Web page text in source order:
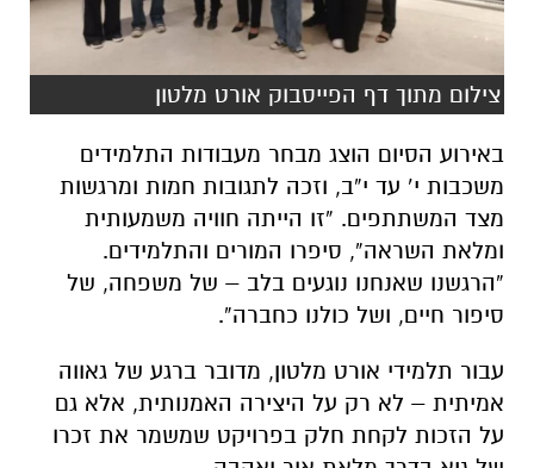
באירוע הסיום הוצג מבחר מעבודות התלמידים
משכבות י’ עד י”ב, וזכה לתגובות חמות ומרגשות
מצד המשתתפים. “זו הייתה חוויה משמעותית
ומלאת השראה”, סיפרו המורים והתלמידים.
“הרגשנו שאנחנו נוגעים בלב – של משפחה, של
סיפור חיים, ושל כולנו כחברה”.
עבור תלמידי אורט מלטון, מדובר ברגע של גאווה
אמיתית – לא רק על היצירה האמנותית, אלא גם
על הזכות לקחת חלק בפרויקט שמשמר את זכרו